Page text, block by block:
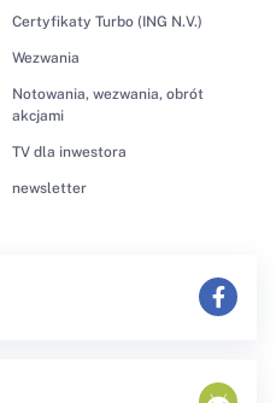
Certyfikaty Turbo (ING N.V.)
Wezwania
Notowania, wezwania, obrót
akcjami
TV dla inwestora
newsletter